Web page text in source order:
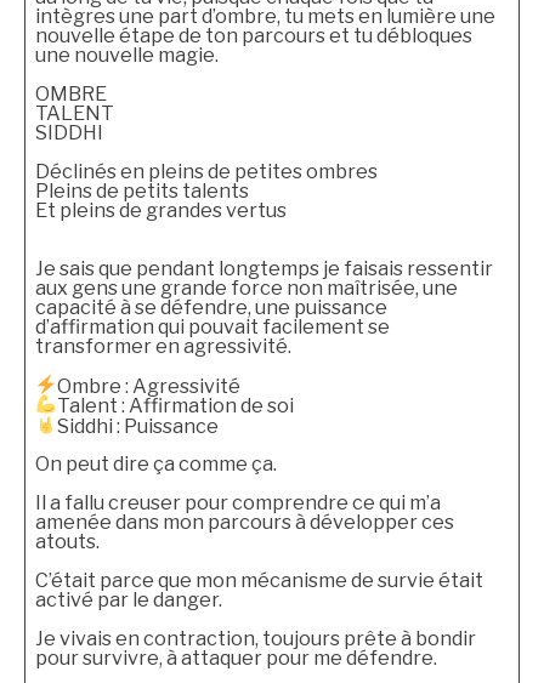
intègres une part d’ombre, tu mets en lumière une
nouvelle étape de ton parcours et tu débloques
une nouvelle magie.
OMBRE
TALENT
SIDDHI
Déclinés en pleins de petites ombres
Pleins de petits talents
Et pleins de grandes vertus
Je sais que pendant longtemps je faisais ressentir
aux gens une grande force non maîtrisée, une
capacité à se défendre, une puissance
d’affirmation qui pouvait facilement se
transformer en agressivité.
Ombre : Agressivité
Talent : Affirmation de soi
Siddhi : Puissance
On peut dire ça comme ça.
Il a fallu creuser pour comprendre ce qui m’a
amenée dans mon parcours à développer ces
atouts.
C’était parce que mon mécanisme de survie était
activé par le danger.
Je vivais en contraction, toujours prête à bondir
pour survivre, à attaquer pour me défendre.